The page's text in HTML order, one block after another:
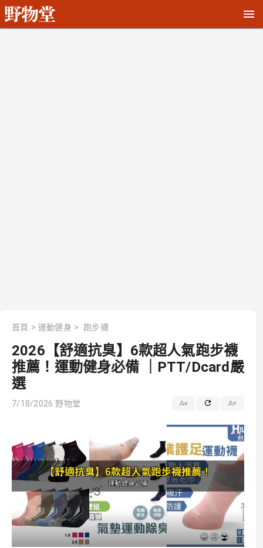
首頁 > 運動健身 > 跑步襪
2026【舒適抗臭】6款超人氣跑步襪
推薦！運動健身必備 ｜PTT/Dcard嚴
選
7/18/2026 野物堂